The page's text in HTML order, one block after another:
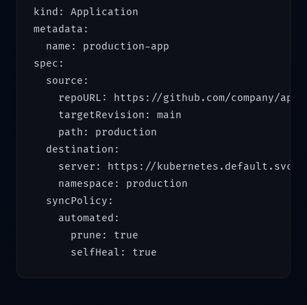
kind: Application
metadata:
  name: production-app
spec:
  source:
repoURL: https://github.com/company/
    targetRevision: main
    path: production
  destination:
    server: https://kubernetes.default.svc
    namespace: production
  syncPolicy:
    automated:
      prune: true